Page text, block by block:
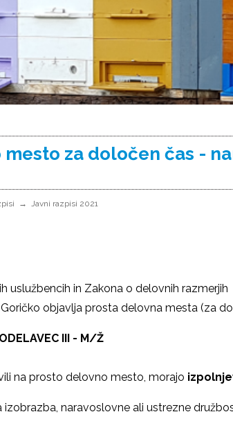
za določen čas -
Javni razpisi 2021
uslužbencih in Zakona o delovnih razmerjih
objavlja prosta delovna mesta (za
SODELAVEC III -
na prosto delovno mesto, morajo
naravoslovne ali ustrezne